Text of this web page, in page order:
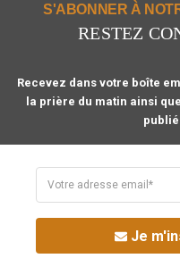
The real voyage of
seeing with new eyes. All
which the traveler is unaware.
S'ABONNER À
RESTEZ
Recevez dans votre boîte
la prière du matin ainsi
Je